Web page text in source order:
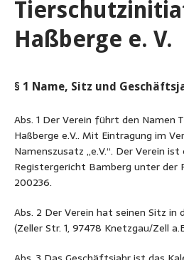
Haßberge e. V.
§ 1 Name, Sitz und
Abs. 1 Der Verein führt den Namen
Haßberge e.V.. Mit Eintragung im
Namenszusatz „e.V.“. Der Verein
Registergericht Bamberg unter der
200236.
Abs. 2 Der Verein hat seinen Sitz in
(Zeller Str. 1, 97478 Knetzgau/Zell